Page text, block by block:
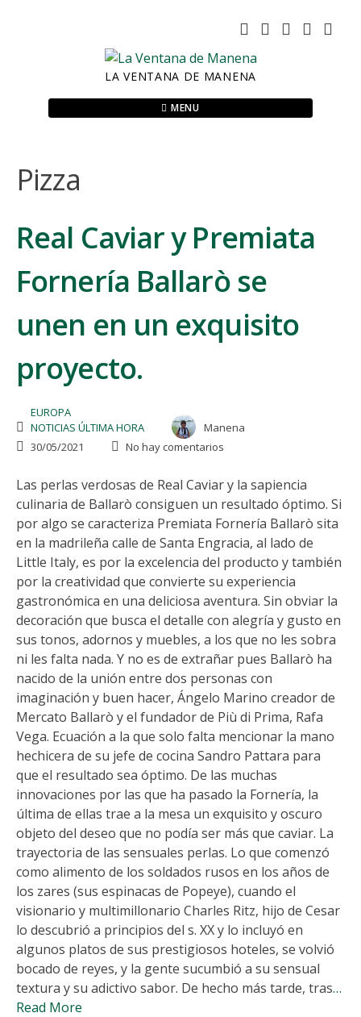
LA VENTANA DE MANENA
MENU
Pizza
Real Caviar y Premiata
Fornería Ballarò se
unen en un exquisito
proyecto.
EUROPA
NOTICIAS ÚLTIMA HORA
Manena
30/05/2021
No hay comentarios
Las perlas verdosas de Real Caviar y la sapiencia
culinaria de Ballarò consiguen un resultado óptimo. Si
por algo se caracteriza Premiata Fornería Ballarò sita
en la madrileña calle de Santa Engracia, al lado de
Little Italy, es por la excelencia del producto y también
por la creatividad que convierte su experiencia
gastronómica en una deliciosa aventura. Sin obviar la
decoración que busca el detalle con alegría y gusto en
sus tonos, adornos y muebles, a los que no les sobra
ni les falta nada. Y no es de extrañar pues Ballarò ha
nacido de la unión entre dos personas con
imaginación y buen hacer, Ángelo Marino creador de
Mercato Ballarò y el fundador de Più di Prima, Rafa
Vega. Ecuación a la que solo falta mencionar la mano
hechicera de su jefe de cocina Sandro Pattara para
que el resultado sea óptimo. De las muchas
innovaciones por las que ha pasado la Fornería, la
última de ellas trae a la mesa un exquisito y oscuro
objeto del deseo que no podía ser más que caviar. La
trayectoria de las sensuales perlas. Lo que comenzó
como alimento de los soldados rusos en los años de
los zares (sus espinacas de Popeye), cuando el
visionario y multimillonario Charles Ritz, hijo de Cesar
lo descubrió a principios del s. XX y lo incluyó en
algunos platos de sus prestigiosos hoteles, se volvió
bocado de reyes, y la gente sucumbió a su sensual
textura y su adictivo sabor. De hecho más tarde, tras…
Read More